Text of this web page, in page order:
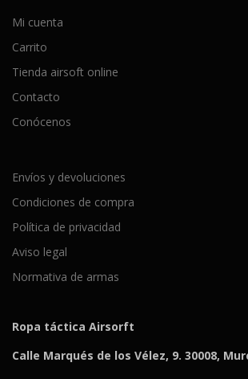
Mi cuenta
Carrito
Tienda airsoft online
Contacto
Conócenos
Envíos y devoluciones
Condiciones de compra
Política de privacidad
Aviso legal
Normativa de armas
Ropa táctica Airsorft
Calle Marqués de los Vélez, 9. 30008,